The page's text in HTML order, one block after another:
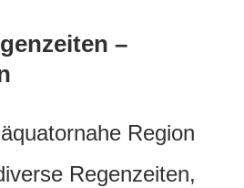
–
Region
Regenzeiten,